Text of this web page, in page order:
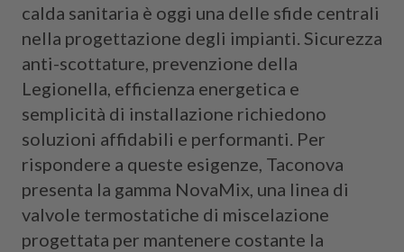
calda sanitaria è oggi una delle sfide centrali
nella progettazione degli impianti. Sicurezza
anti-scottature, prevenzione della
Legionella, efficienza energetica e
semplicità di installazione richiedono
soluzioni affidabili e performanti. Per
rispondere a queste esigenze, Taconova
presenta la gamma NovaMix, una linea di
valvole termostatiche di miscelazione
progettata per mantenere costante la